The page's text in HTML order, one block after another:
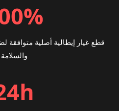
قطع غيار إيطالية أصلية متوافقة
والسلامة